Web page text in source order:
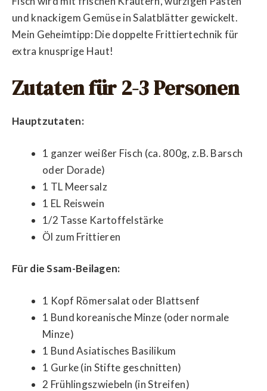
und knackigem Gemüse in Salatblätter gewickelt.
Mein Geheimtipp: Die doppelte Frittiertechnik für
extra knusprige Haut!
Zutaten für 2-3 Personen
Hauptzutaten:
1 ganzer weißer Fisch (ca. 800g, z.B. Barsch
oder Dorade)
1 TL Meersalz
1 EL Reiswein
1/2 Tasse Kartoffelstärke
Öl zum Frittieren
Für die Ssam-Beilagen:
1 Kopf Römersalat oder Blattsenf
1 Bund koreanische Minze (oder normale
Minze)
1 Bund Asiatisches Basilikum
1 Gurke (in Stifte geschnitten)
2 Frühlingszwiebeln (in Streifen)